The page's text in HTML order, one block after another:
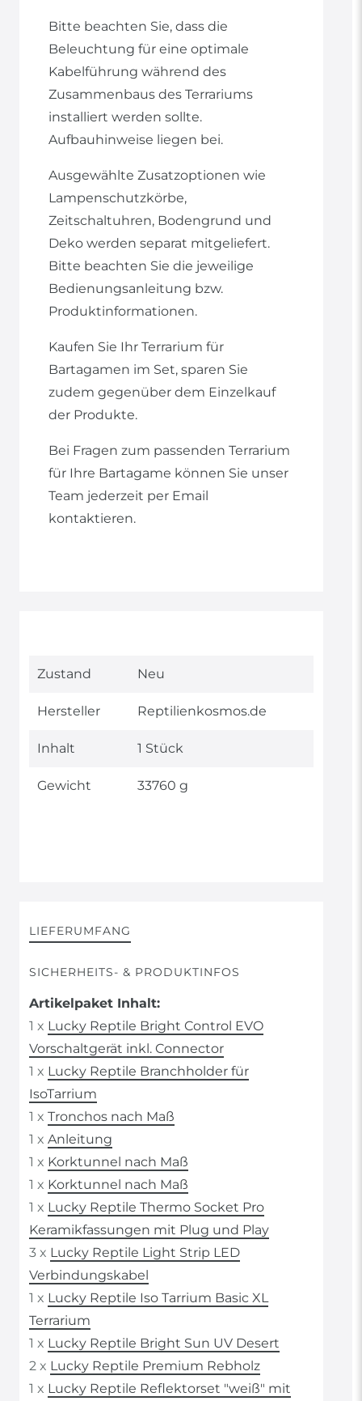
Bitte beachten Sie, dass die
Beleuchtung für eine optimale
Kabelführung während des
Zusammenbaus des Terrariums
installiert werden sollte.
Aufbauhinweise liegen bei.
Ausgewählte Zusatzoptionen wie
Lampenschutzkörbe,
Zeitschaltuhren, Bodengrund und
Deko werden separat mitgeliefert.
Bitte beachten Sie die jeweilige
Bedienungsanleitung bzw.
Produktinformationen.
Kaufen Sie Ihr Terrarium für
Bartagamen im Set, sparen Sie
zudem gegenüber dem Einzelkauf
der Produkte.
Bei Fragen zum passenden Terrarium
für Ihre Bartagame können Sie unser
Team jederzeit per Email
kontaktieren.
Technisches
Wert
Zustand Neu
Hersteller Reptilienkosmos.de
Inhalt 1 Stück
Gewicht 33760 g
LIEFERUMFANG
SICHERHEITS- & PRODUKTINFOS
Artikelpaket Inhalt:
1 x Lucky Reptile Bright Control EVO
Vorschaltgerät inkl. Connector
1 x Lucky Reptile Branchholder für
IsoTarrium
1 x Tronchos nach Maß
1 x Anleitung
1 x Korktunnel nach Maß
1 x Korktunnel nach Maß
1 x Lucky Reptile Thermo Socket Pro
Keramikfassungen mit Plug und Play
3 x Lucky Reptile Light Strip LED
Verbindungskabel
1 x Lucky Reptile Iso Tarrium Basic XL
Terrarium
1 x Lucky Reptile Bright Sun UV Desert
2 x Lucky Reptile Premium Rebholz
1 x Lucky Reptile Reflektorset "weiß" mit